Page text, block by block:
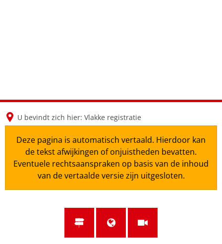
U bevindt zich hier: Vlakke registratie
Deze pagina is automatisch vertaald. Hierdoor kan
de tekst afwijkingen of onjuistheden bevatten.
Eventuele rechtsaanspraken op basis van de inhoud
van de vertaalde versie zijn uitgesloten.